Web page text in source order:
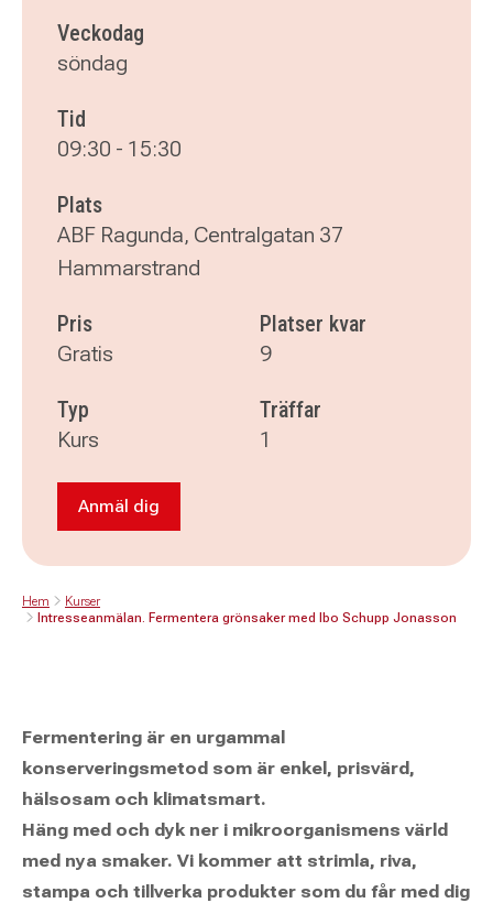
Veckodag
söndag
Tid
09:30 - 15:30
Plats
ABF Ragunda, Centralgatan 37
Hammarstrand
Pris
Gratis
Platser kvar
9
Typ
Kurs
Träffar
1
Anmäl dig till Intresseanmälan. Fermentera
Anmäl dig
Hem
Kurser
Intresseanmälan. Fermentera grönsaker med Ibo Schupp Jonasson
Fermentering är en urgammal
konserveringsmetod som är enkel, prisvärd,
hälsosam och klimatsmart.
Häng med och dyk ner i mikroorganismens värld
med nya smaker. Vi kommer att strimla, riva,
stampa och tillverka produkter som du får med dig